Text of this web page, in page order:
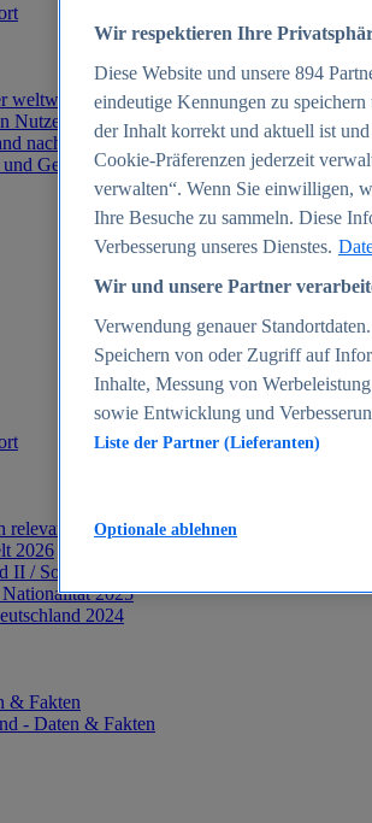
weltweit 2012-2025
Nutzern weltweit 2025
nach Generationen 2025
Geschlecht in Deutschland 2025
Altersgruppen 2024
2026
II / Sozialgeld / Bürgergeld in Deutschland
2025
2024
& Fakten
- Daten & Fakten
Wir respektieren Ihre
Diese Website und unsere 894
eindeutige Kennungen zu
der Inhalt korrekt und aktuell ist
Cookie-Präferenzen jederzeit
verwalten“. Wenn Sie einwilligen,
Ihre Besuche zu sammeln. Diese
Verbesserung unseres Dienstes.
Wir und unsere Partner
Verwendung genauer
Speichern von oder Zugriff auf
Inhalte, Messung von
sowie Entwicklung und
Liste der Partner (Lieferanten)
Optionale ablehnen